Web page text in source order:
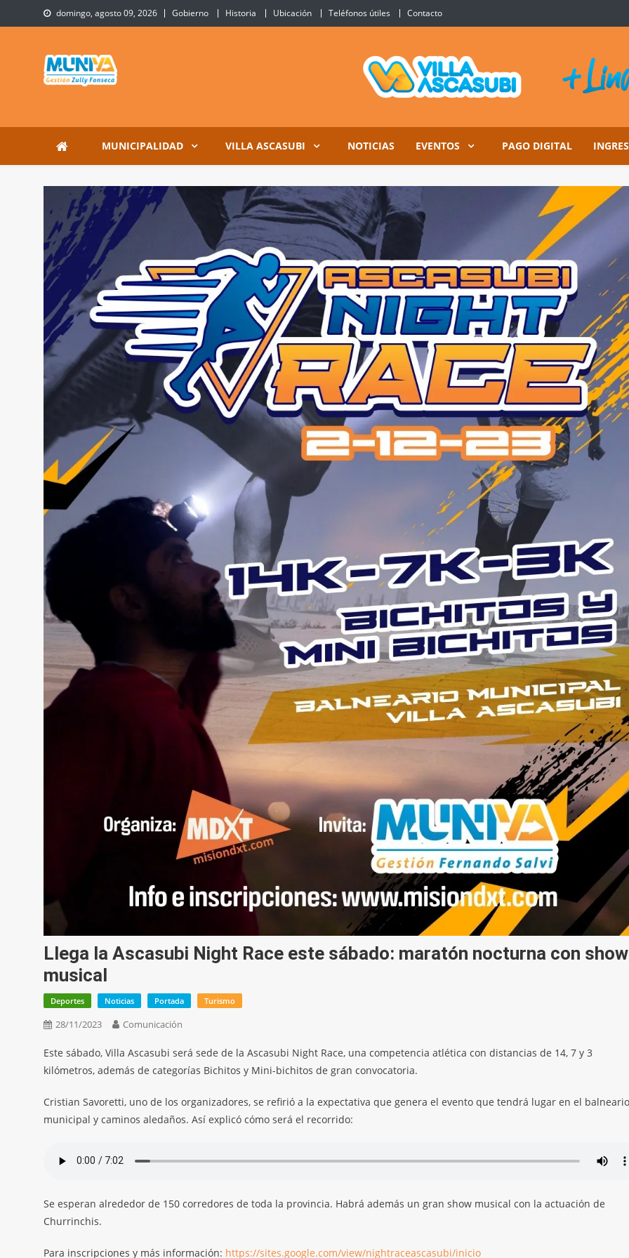
to
domingo, agosto 09, 2026 Gobierno Historia Ubicación Teléfonos útiles Contacto
Municipalidad de Villa Ascasubi
MUNICIPALIDAD VILLA ASCASUBI NOTICIAS EVENTOS PAGO DIGITAL
Llega la Ascasubi Night Race este sábado: maratón nocturna con show
musical
Deportes Noticias Portada Turismo
28/11/2023 Comunicación
Este sábado, Villa Ascasubi será sede de la Ascasubi Night Race, una competencia atlética con distancias de 14, 7 y 3
kilómetros, además de categorías Bichitos y Mini-bichitos de gran convocatoria.
Cristian Savoretti, uno de los organizadores, se refirió a la expectativa que genera el evento que tendrá lugar en el balneario
municipal y caminos aledaños. Así explicó cómo será el recorrido:
Se esperan alrededor de 150 corredores de toda la provincia. Habrá además un gran show musical con la actuación de
Churrinchis.
Para inscripciones y más información: https://sites.google.com/view/nightraceascasubi/inicio